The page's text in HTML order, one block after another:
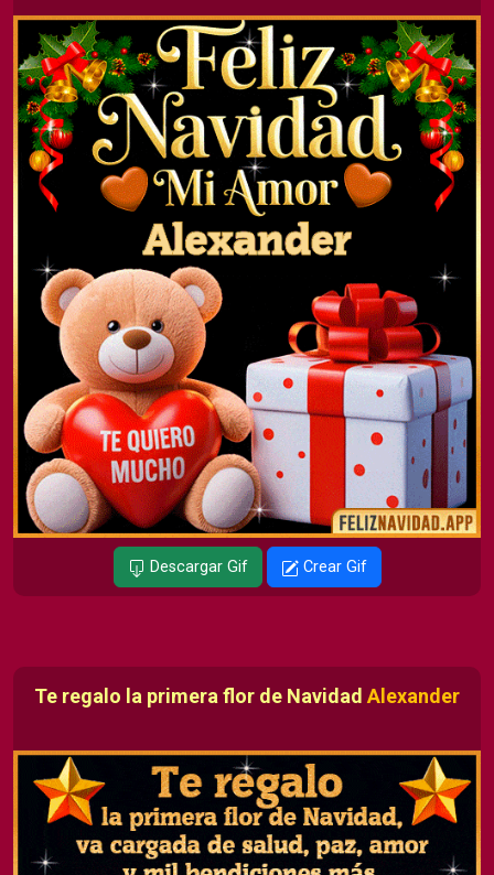
Descargar Gif Crear Gif
Te regalo la primera flor de Navidad Alexander